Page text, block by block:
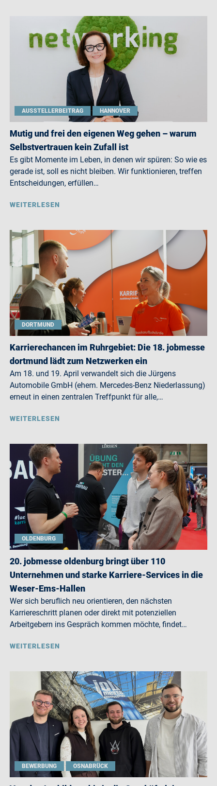
AUSSTELLERBEITRAG HANNOVER
Mutig und frei den eigenen Weg gehen – warum
Selbstvertrauen kein Zufall ist
Es gibt Momente im Leben, in denen wir spüren: So wie es
gerade ist, soll es nicht bleiben. Wir funktionieren, treffen
Entscheidungen, erfüllen…
WEITERLESEN
DORTMUND
Karrierechancen im Ruhrgebiet: Die 18. jobmesse
dortmund lädt zum Netzwerken ein
Am 18. und 19. April verwandelt sich die Jürgens
Automobile GmbH (ehem. Mercedes-Benz Niederlassung)
erneut in einen zentralen Treffpunkt für alle,…
WEITERLESEN
OLDENBURG
20. jobmesse oldenburg bringt über 110
Unternehmen und starke Karriere-Services in die
Weser-Ems-Hallen
Wer sich beruflich neu orientieren, den nächsten
Karriereschritt planen oder direkt mit potenziellen
Arbeitgebern ins Gespräch kommen möchte, findet…
WEITERLESEN
BEWERBUNG OSNABRÜCK